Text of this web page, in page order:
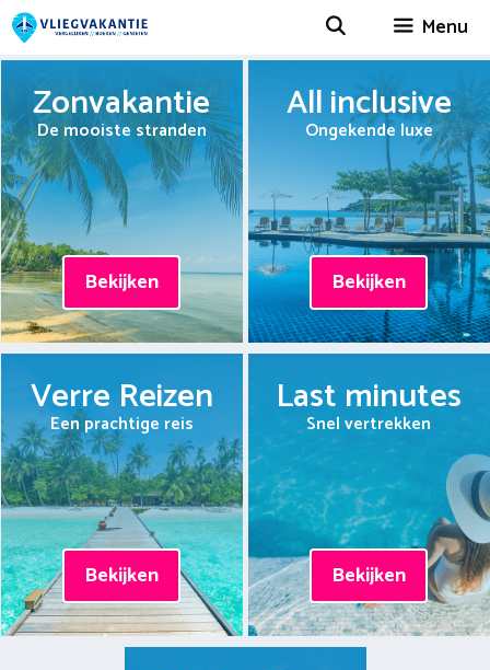
Spring
naar
Menu
Zonvakantie
De mooiste stranden
Bekijken
All inclusive
Ongekende luxe
Bekijken
Verre Reizen
Een prachtige reis
Bekijken
Last minutes
Snel vertrekken
Bekijken